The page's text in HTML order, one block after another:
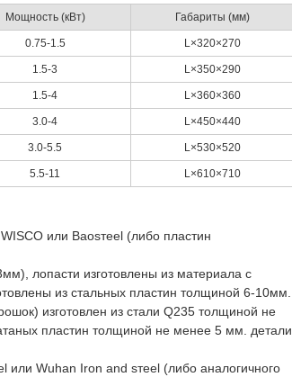
Мощность (кВт) Габариты (мм)
0.75-1.5 L×320×270
1.5-3 L×350×290
1.5-4 L×360×360
3.0-4 L×450×440
3.0-5.5 L×530×520
5.5-11 L×610×710
или Baosтeel (либо пластин
лопасти изготовлены из материала с
из стальных пластин толщиной 6-10мм.
изготовлен из стали Q235 толщиной не
пластин толщиной не менее 5 мм. детали
Wuhan Iron and sтeel (либо аналогичного